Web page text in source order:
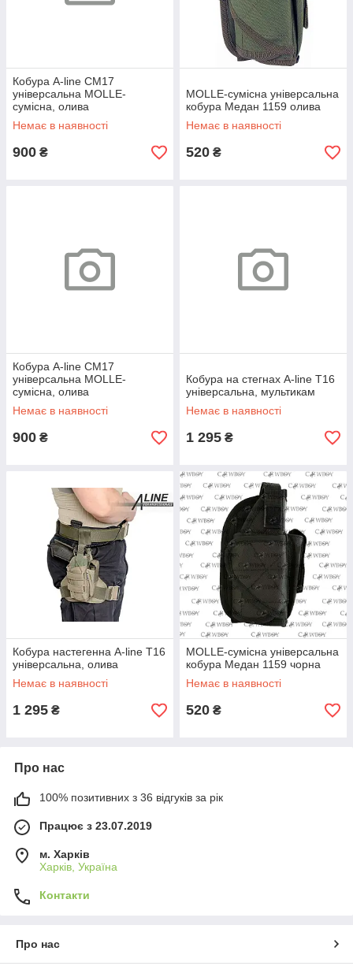
Кобура A-line СМ17
універсальна MOLLE-
сумісна, олива
Немає в наявності
900 ₴
MOLLE-сумісна універсальна
кобура Медан 1159 олива
Немає в наявності
520 ₴
Кобура A-line СМ17
універсальна MOLLE-
сумісна, олива
Немає в наявності
900 ₴
Кобура на стегнах A-line T16
універсальна, мультикам
Немає в наявності
1 295 ₴
Кобура настегенна A-line T16
універсальна, олива
Немає в наявності
1 295 ₴
MOLLE-сумісна універсальна
кобура Медан 1159 чорна
Немає в наявності
520 ₴
Про нас
100% позитивних з 36 відгуків за рік
Працює з 23.07.2019
м. Харків
Харків, Україна
Контакти
Про нас